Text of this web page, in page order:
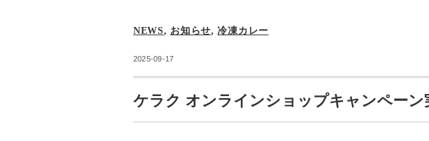
NEWS, お知らせ,冷凍カレー
2025-09-17
ケラク オンラインショップキャンペーン